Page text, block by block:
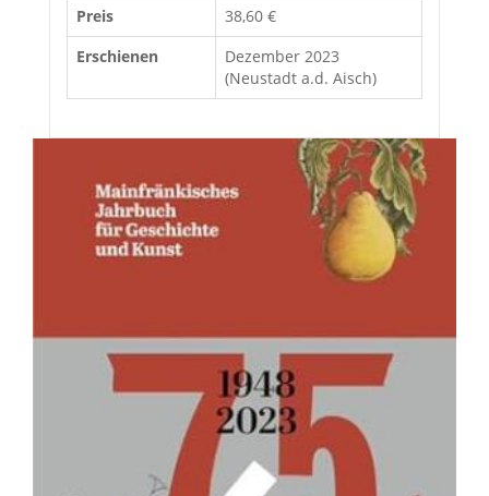
Preis
38,60 €
Erschienen
Dezember 2023
(Neustadt a.d. Aisch)